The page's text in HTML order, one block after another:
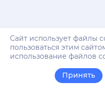
Сайт использует файлы
пользоваться этим
использование файлов
Принять
Системы, с